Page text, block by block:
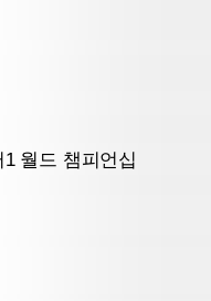
월드 챔피언십